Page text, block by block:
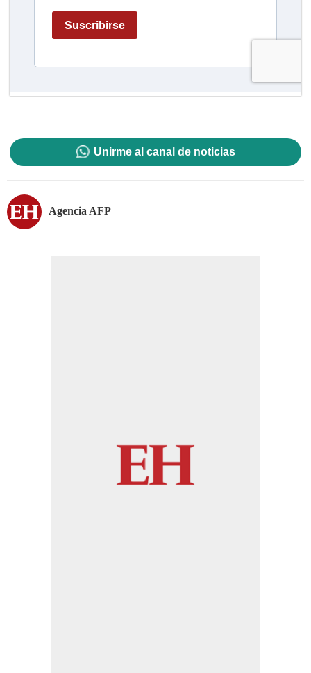
Unirme al canal de noticias
Agencia AFP